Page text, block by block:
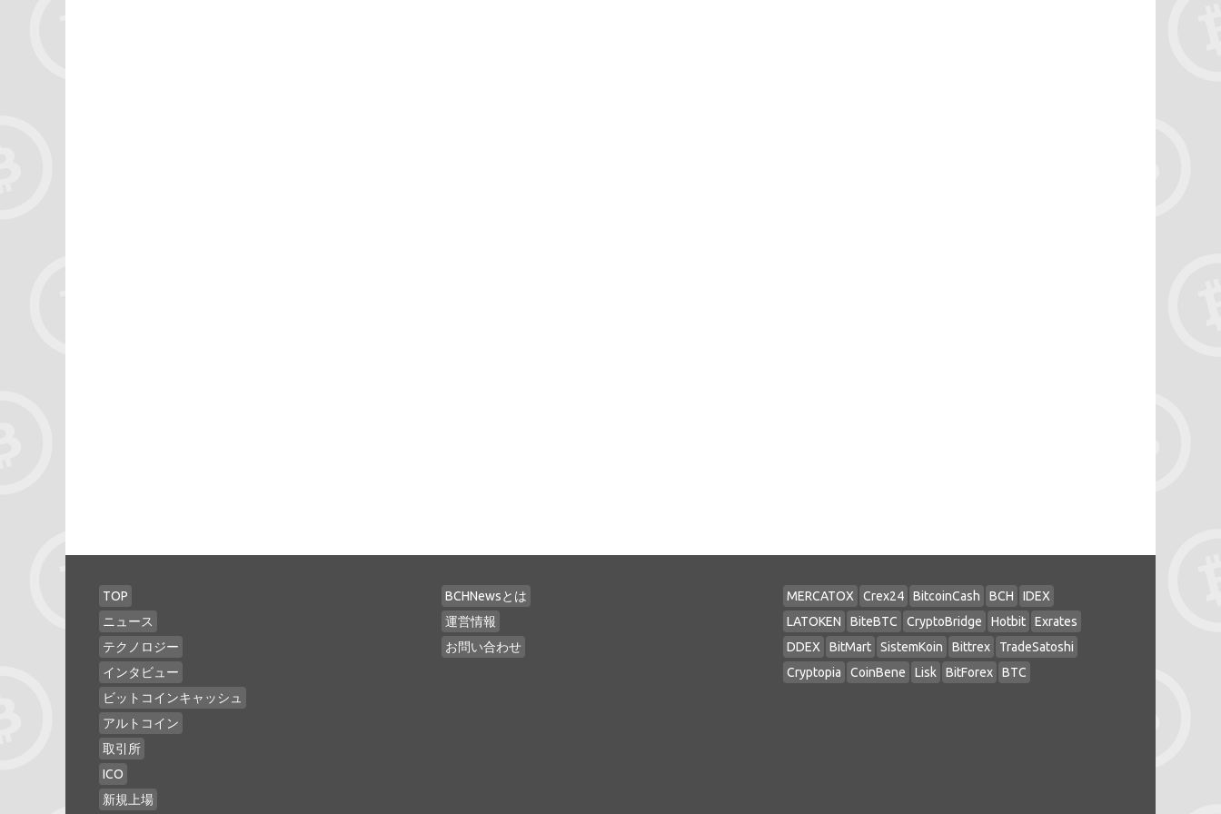
TOP
ニュース
テクノロジー
インタビュー
ビットコインキャッシュ
アルトコイン
取引所
ICO
新規上場
BCHNewsとは
運営情報
お問い合わせ
MERCATOX Crex24 BitcoinCash BCH
IDEX
LATOKEN
BiteBTC CryptoBridge Hotbit
Exrates
DDEX
BitMart SistemKoin Bittrex
TradeSatoshi
Cryptopia
CoinBene Lisk BitForex BTC